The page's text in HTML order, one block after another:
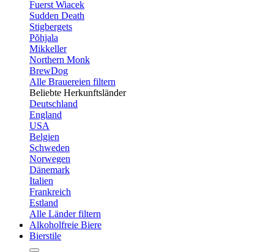
Fuerst Wiacek
Sudden Death
Stigbergets
Põhjala
Mikkeller
Northern Monk
BrewDog
Alle Brauereien filtern
Beliebte Herkunftsländer
Deutschland
England
USA
Belgien
Schweden
Norwegen
Dänemark
Italien
Frankreich
Estland
Alle Länder filtern
Alkoholfreie Biere
Bierstile